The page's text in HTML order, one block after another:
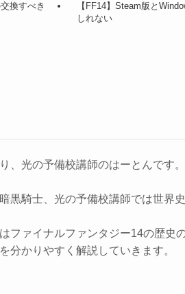
換すべき
【FF14】Steam版と
しれない
、光の予備校講師のはーとんです。
黒騎士、光の予備校講師では世界史
ファイナルファンタジー14の歴史
分かりやすく解説していきます。